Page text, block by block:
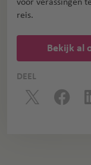
reis.
Bekijk al
DEEL